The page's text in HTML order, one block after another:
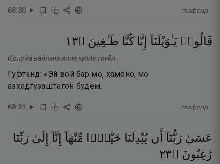
68:30 тафсир
قَالُوا۟ يَـٰوَيْلَنَآ إِنَّا كُنَّا طَـٰغِينَ ۝٣١
Қолу йа вайлана инна кунна тоғӣн.
Гуфтанд: «Эй вой бар мо, ҳамоно, мо
азҳадгузаштагон будем.
68:31 тафсир
عَسَىٰ رَبُّنَآ أَن يُبْدِلَنَا خَيْرًۭا مِّنْهَآ إِنَّآ إِلَىٰ رَبِّنَا
رَٰغِبُونَ ۝٣٢